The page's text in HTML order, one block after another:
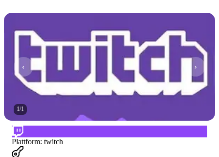
1/1
Plattform: twitch